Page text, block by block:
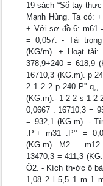
19 sách “Sổ tay
Mạnh Hùng. Ta có:
+ Với sơ đồ 6: m61
= 0,057. - Tải
(KG/m). + Hoạt
378,9+240 =
16710,3 (KG.m). p
2 1 2 2 p 240 P''
(KG.m).- 1 2 2 s 1 2
0,0667 . 16710,3 =
= 932,1 (KG.m). -
.P’+ m31 .P’’ =
(KG.m). M2 = m12
13470,3 = 411,3
Ô2. - Kích th•ớc ô
1,08 2 l 5,5 1 m 1